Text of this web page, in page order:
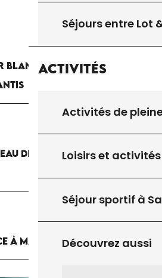
Séjours entre Lot
Activités
Activités de
Loisirs et activités
Séjour sportif à
Découvrez aussi
BLANC AUX CHANDELLES
DE LÀ'' : EXPOSITION
À MARMINIAC